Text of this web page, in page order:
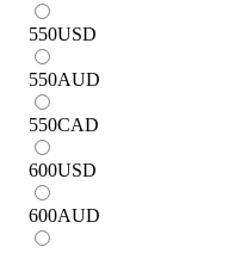
550USD
550AUD
550CAD
600USD
600AUD